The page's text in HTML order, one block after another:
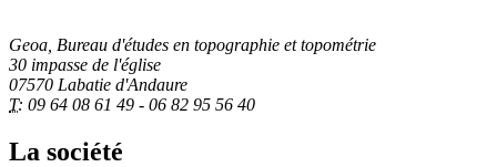
Geoa, Bureau d'études en topographie et topométrie
30 impasse de l'église
07570 Labatie d'Andaure
T: 09 64 08 61 49 - 06 82 95 56 40
La société